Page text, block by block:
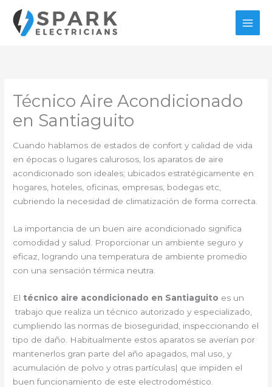
contenido
Técnico Aire Acondicionado
en Santiaguito
Cuando hablamos de estados de confort y calidad de vida
en épocas o lugares calurosos, los aparatos de aire
acondicionado son ideales; ubicados estratégicamente en
hogares, hoteles, oficinas, empresas, bodegas etc,
cubriendo la necesidad de climatización de forma correcta.
La importancia de un buen aire acondicionado significa
comodidad y salud. Proporcionar un ambiente seguro y
eficaz, logrando una temperatura de ambiente promedio
con una sensación térmica neutra.
El técnico aire acondicionado en Santiaguito es un
trabajo que realiza un técnico autorizado y especializado,
cumpliendo las normas de bioseguridad, inspeccionando el
tipo de daño. Habitualmente estos aparatos se averían por
mantenerlos gran parte del año apagados, mal uso, y
acumulación de polvo y otras partículas| que impiden el
buen funcionamiento de este electrodoméstico.